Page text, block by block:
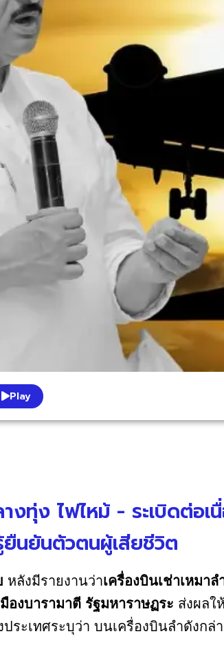
Play
งทุ่ง ไฟไหม้ - ระเบิดต่อเ
ยืนยันตัวตนผู้เสียชีวิต
หลังมีรายงานว่าเครื่องบินเช่าเหมาล
มืองบารามาตี รัฐมหาราษฏระ ส่งผลใ
ระเทศระบุว่า บนเครื่องบินลำดังกล่